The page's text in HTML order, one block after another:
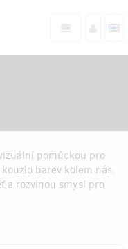
pomůckou pro
barev kolem nás.
a rozvinou smysl pro